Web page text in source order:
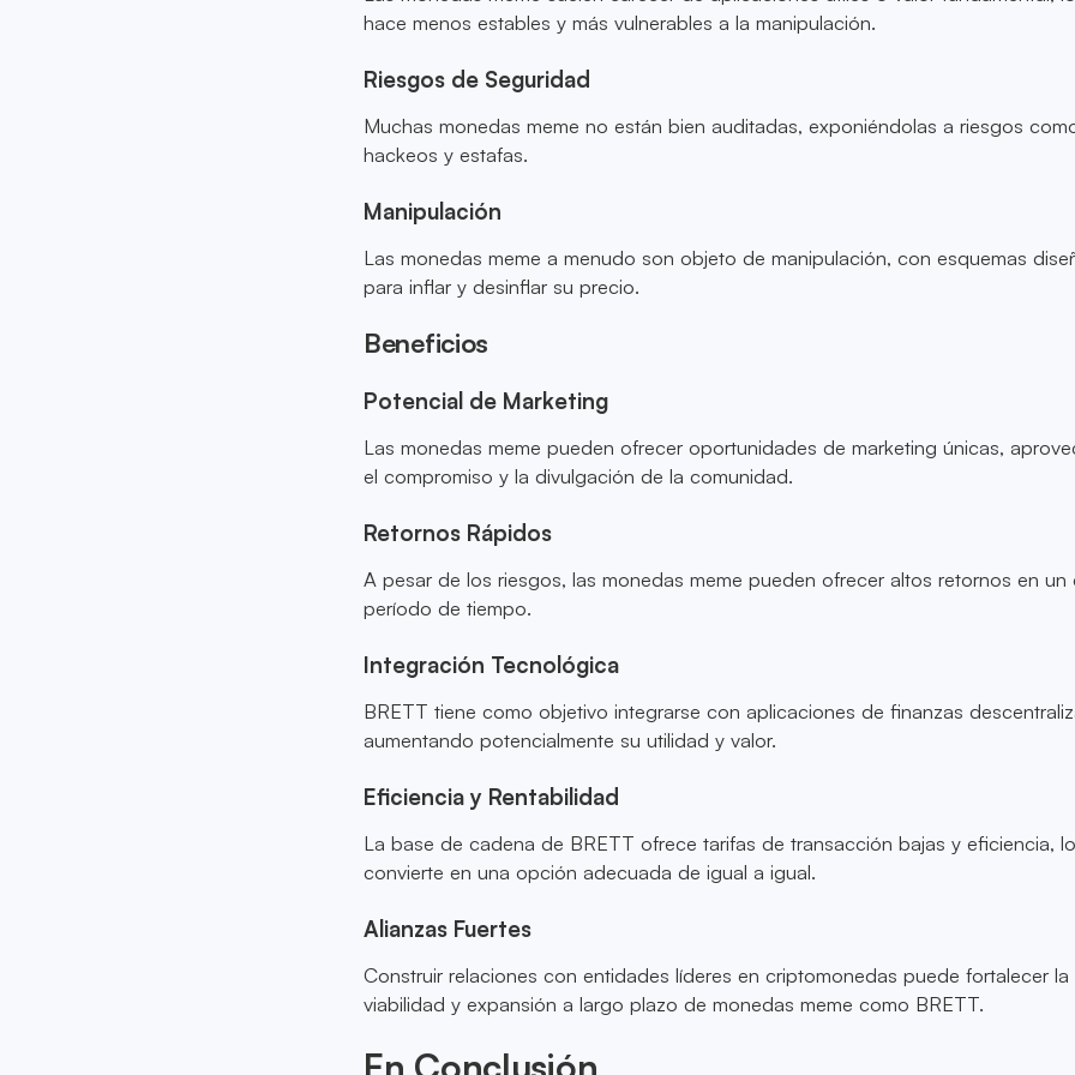
hace menos estables y más vulnerables a la manipulación.
Riesgos de Seguridad
Muchas monedas meme no están bien auditadas, exponiéndolas a riesgos
hackeos y estafas.
Manipulación
Las monedas meme a menudo son objeto de manipulación, con esquemas
para inflar y desinflar su precio.
Beneficios
Potencial de Marketing
Las monedas meme pueden ofrecer oportunidades de marketing únicas,
el compromiso y la divulgación de la comunidad.
Retornos Rápidos
A pesar de los riesgos, las monedas meme pueden ofrecer altos retornos en un
período de tiempo.
Integración Tecnológica
BRETT tiene como objetivo integrarse con aplicaciones de finanzas
aumentando potencialmente su utilidad y valor.
Eficiencia y Rentabilidad
La base de cadena de BRETT ofrece tarifas de transacción bajas y eficiencia,
convierte en una opción adecuada de igual a igual.
Alianzas Fuertes
Construir relaciones con entidades líderes en criptomonedas puede fortalecer la
viabilidad y expansión a largo plazo de monedas meme como BRETT.
En Conclusión